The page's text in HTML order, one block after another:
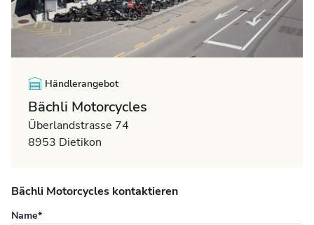
Händlerangebot
Bächli Motorcycles
Überlandstrasse 74
8953 Dietikon
Bächli Motorcycles kontaktieren
Name*